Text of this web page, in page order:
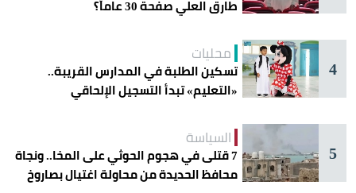
طارق العلي صفحة 30 عاماً؟
4
محليات
تسكين الطلبة في المدارس القريبة..
«التعليم» تبدأ التسجيل الإلحاقي
5
السياسة
7 قتلى في هجوم الحوثي على المخا.. ونجاة
محافظ الحديدة من محاولة اغتيال بصاروخ